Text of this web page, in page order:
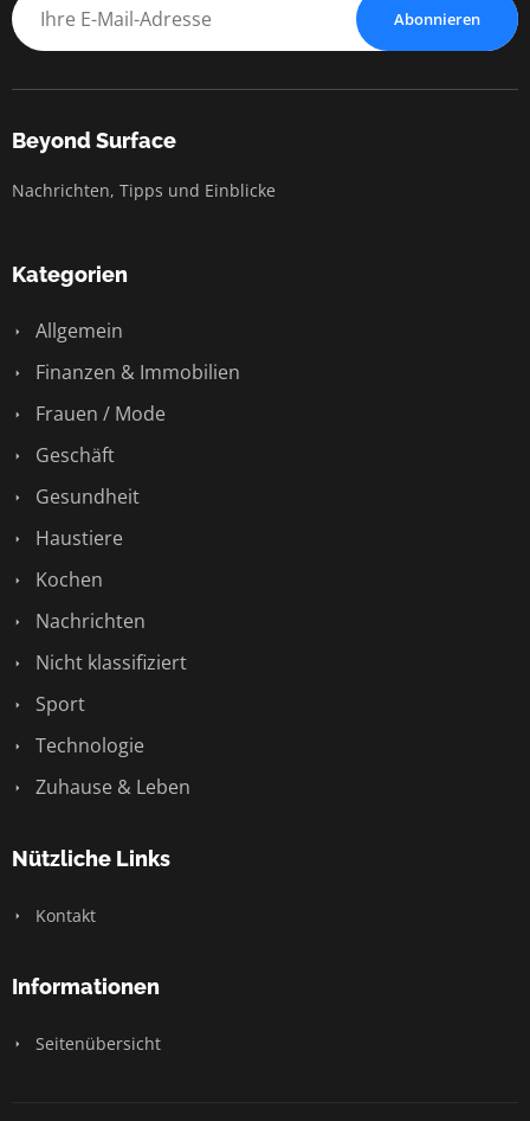
Abonnieren
Beyond Surface
Nachrichten, Tipps und Einblicke
Kategorien
Allgemein
Finanzen & Immobilien
Frauen / Mode
Geschäft
Gesundheit
Haustiere
Kochen
Nachrichten
Nicht klassifiziert
Sport
Technologie
Zuhause & Leben
Nützliche Links
Kontakt
Informationen
Seitenübersicht